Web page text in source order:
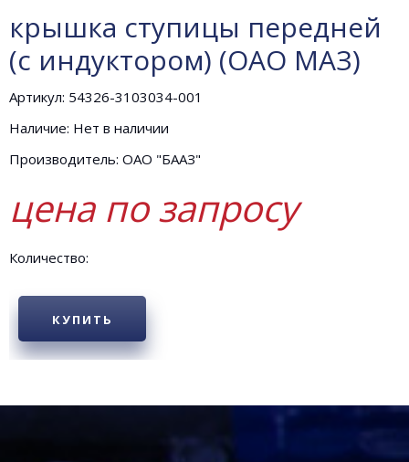
крышка ступицы передней
(с индуктором) (ОАО МАЗ)
Артикул: 54326-3103034-001
Наличие: Нет в наличии
Производитель: ОАО "БААЗ"
цена по запросу
Количество:
КУПИТЬ